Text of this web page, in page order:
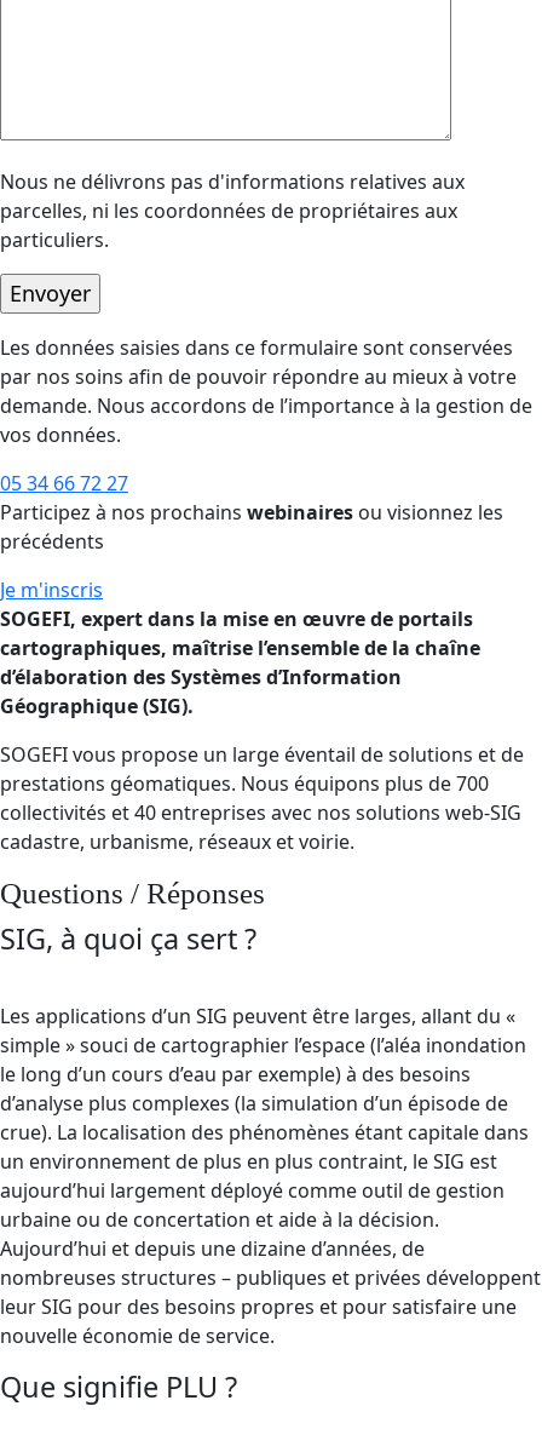
Nous ne délivrons pas d'informations relatives aux
parcelles, ni les coordonnées de propriétaires aux
particuliers.
Les données saisies dans ce formulaire sont conservées
par nos soins afin de pouvoir répondre au mieux à votre
demande. Nous accordons de l’importance à la gestion de
vos données.
05 34 66 72 27
Participez à nos prochains webinaires ou visionnez les
précédents
Je m'inscris
SOGEFI, expert dans la mise en œuvre de portails
cartographiques, maîtrise l’ensemble de la chaîne
d’élaboration des Systèmes d’Information
Géographique (SIG).
SOGEFI vous propose un large éventail de solutions et de
prestations géomatiques. Nous équipons plus de 700
collectivités et 40 entreprises avec nos solutions web-SIG
cadastre, urbanisme, réseaux et voirie.
Questions / Réponses
SIG, à quoi ça sert ?
Les applications d’un SIG peuvent être larges, allant du «
simple » souci de cartographier l’espace (l’aléa inondation
le long d’un cours d’eau par exemple) à des besoins
d’analyse plus complexes (la simulation d’un épisode de
crue). La localisation des phénomènes étant capitale dans
un environnement de plus en plus contraint, le SIG est
aujourd’hui largement déployé comme outil de gestion
urbaine ou de concertation et aide à la décision.
Aujourd’hui et depuis une dizaine d’années, de
nombreuses structures – publiques et privées développent
leur SIG pour des besoins propres et pour satisfaire une
nouvelle économie de service.
Que signifie PLU ?